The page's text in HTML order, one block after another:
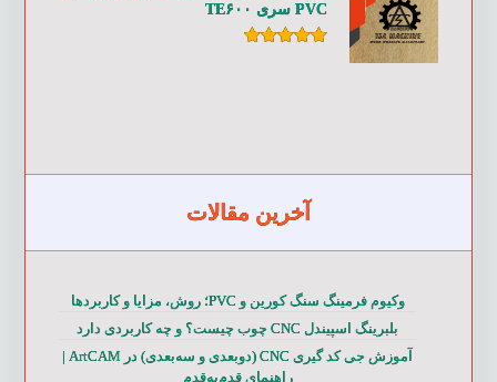
PVC سری TE۶۰۰
آخرین مقالات
وکیوم فرمینگ سنگ کورین و PVC؛ روش، مزایا و کاربردها
بلبرینگ اسپیندل CNC چوب چیست؟ و چه کاربردی دارد
آموزش جی کد گیری CNC (دوبعدی و سه‌بعدی) در ArtCAM |
راهنمای قدم‌به‌قدم